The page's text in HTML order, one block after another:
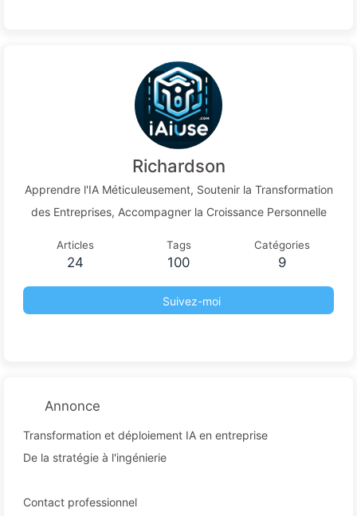
d'intervention efficaces pour assurer
la véracité des sorties des modèles—
Apprenez l'IA053
Richardson
Apprendre l'IA Méticuleusement, Soutenir la Transformation
des Entreprises, Accompagner la Croissance Personnelle
Articles
24
Tags
100
Catégories
9
Suivez-moi
Annonce
Transformation et déploiement IA en entreprise
De la stratégie à l'ingénierie
Contact professionnel